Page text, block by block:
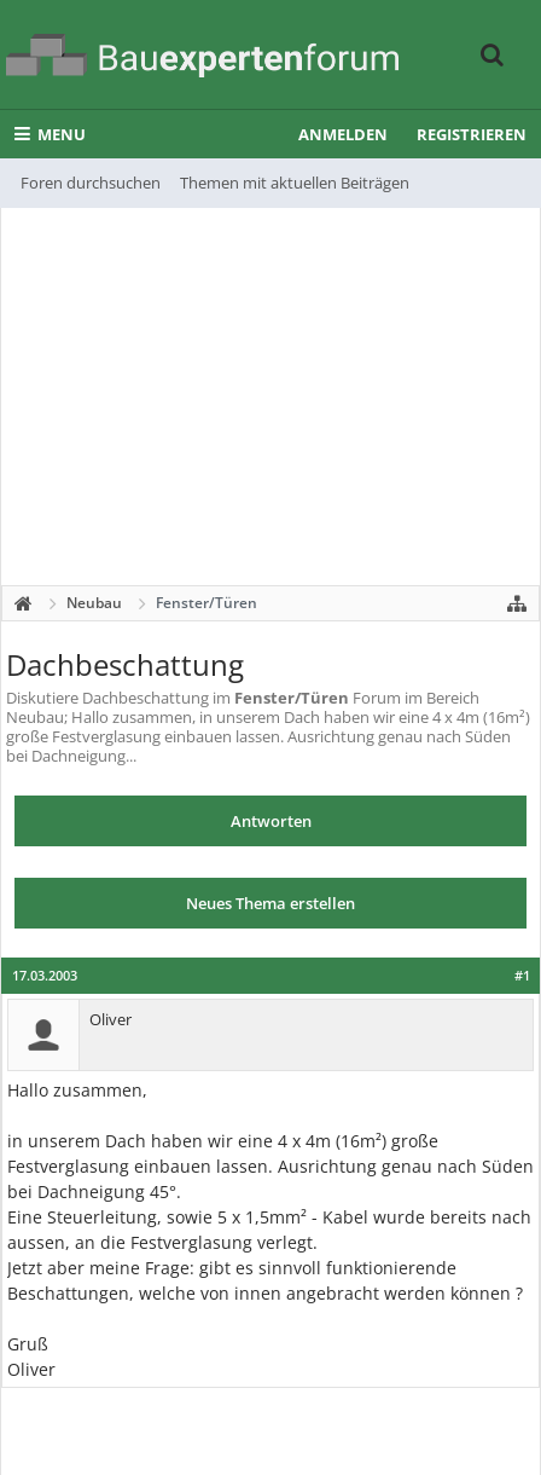
MENU
Foren durchsuchen Themen mit aktuellen Beiträgen
ANMELDEN REGISTRIEREN
Neubau Fenster/Türen
Dachbeschattung
Diskutiere Dachbeschattung im Fenster/Türen Forum im Bereich
Neubau; Hallo zusammen, in unserem Dach haben wir eine 4 x 4m (16m²)
große Festverglasung einbauen lassen. Ausrichtung genau nach Süden
bei Dachneigung...
Antworten
Neues Thema erstellen
#1
17.03.2003
Oliver
Hallo zusammen,
in unserem Dach haben wir eine 4 x 4m (16m²) große
Festverglasung einbauen lassen. Ausrichtung genau nach Süden
bei Dachneigung 45°.
Eine Steuerleitung, sowie 5 x 1,5mm² - Kabel wurde bereits nach
aussen, an die Festverglasung verlegt.
Jetzt aber meine Frage: gibt es sinnvoll funktionierende
Beschattungen, welche von innen angebracht werden können ?
Gruß
Oliver